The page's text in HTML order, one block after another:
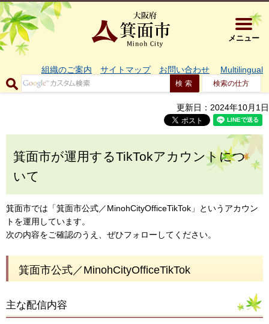
大阪府箕
メニュー
組織のご案内 サイトマップ お問い合わせ Multilingual
検索の仕方
更新日：2024年10月1日
箕面市が運用するTikTokアカウントにつ
いて
箕面市では「箕面市公式／MinohCityOfficeTikTok」というアカウン
トを運用しています。
次の内容をご確認のうえ、ぜひフォローしてください。
箕面市公式／MinohCityOfficeTikTok
主な配信内容